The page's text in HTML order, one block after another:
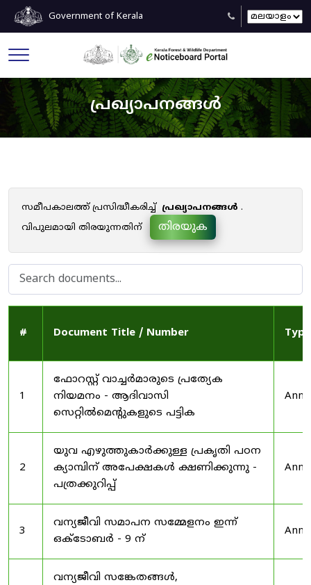
Government of Kerala
പ്രഖ്യാപനങ്ങൾ
സമീപകാലത്ത് പ്രസിദ്ധീകരിച്ച് പ്രഖ്യാപനങ്ങൾ .
വിപുലമായി തിരയുന്നതിന്
തിരയുക
# Document Title / Number Type
1
ഫോറസ്റ്റ് വാച്ചർമാരുടെ പ്രത്യേക
നിയമനം - ആദിവാസി
സെറ്റിൽമെന്റുകളുടെ പട്ടിക
2
യുവ എഴുത്തുകാർക്കുള്ള പ്രകൃതി പഠന
ക്യാമ്പിന് അപേക്ഷകൾ ക്ഷണിക്കുന്നു -
പത്രക്കുറിപ്പ്
3
വന്യജീവി സമാപന സമ്മേളനം ഇന്ന്
ഒക്ടോബർ - 9 ന്
വന്യജീവി സങ്കേതങ്ങൾ,